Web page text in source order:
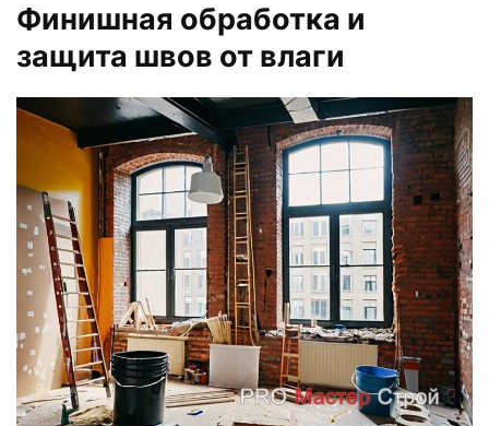
Финишная обработка и
защита швов от влаги